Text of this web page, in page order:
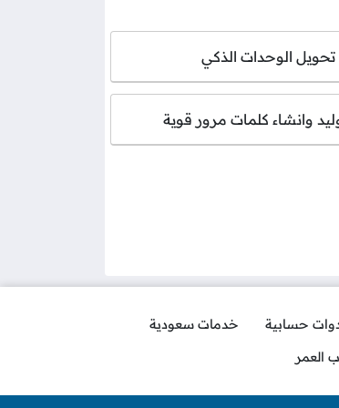
تحويل الوحدات الذكي
وانشاء كلمات مرور قوية
حسابية
خدمات سعودية
العمر